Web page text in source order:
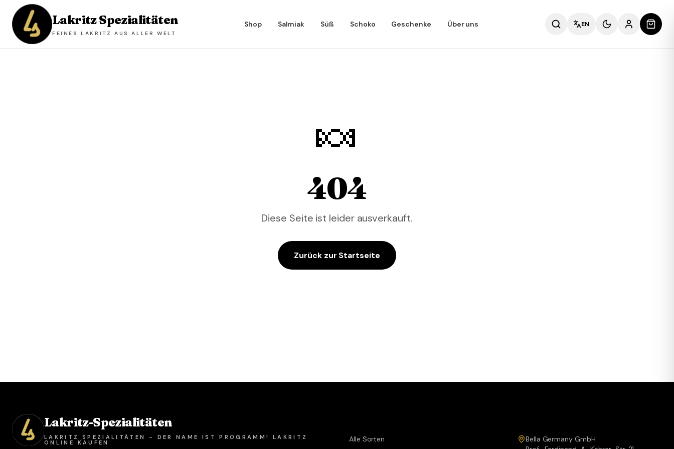
Lakritz Spezialitäten
FEINES LAKRITZ AUS ALLER WELT
Shop Salmiak Süß Schoko Geschenke Über uns EN
🍬
404
Diese Seite ist leider ausverkauft.
Zurück zur Startseite
Lakritz-Spezialitäten
LAKRITZ SPEZIALITÄTEN - DER NAME IST PROGRAMM! LAKRITZ
ONLINE KAUFEN. Alle Sorten
Bella Germany GmbH